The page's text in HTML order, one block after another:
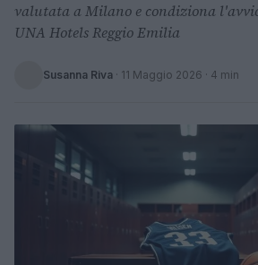
valutata a Milano e condiziona
UNA Hotels Reggio Emilia
Susanna Riva · 11 Maggio 2026 · 4 min